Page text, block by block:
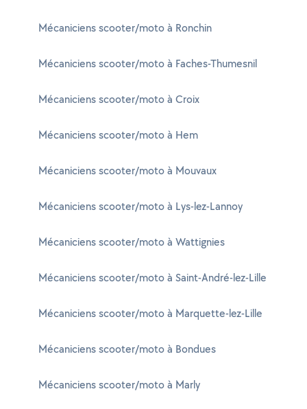
Mécaniciens scooter/moto à Ronchin
Mécaniciens scooter/moto à Faches-Thumesnil
Mécaniciens scooter/moto à Croix
Mécaniciens scooter/moto à Hem
Mécaniciens scooter/moto à Mouvaux
Mécaniciens scooter/moto à Lys-lez-Lannoy
Mécaniciens scooter/moto à Wattignies
Mécaniciens scooter/moto à Saint-André-lez-Lille
Mécaniciens scooter/moto à Marquette-lez-Lille
Mécaniciens scooter/moto à Bondues
Mécaniciens scooter/moto à Marly